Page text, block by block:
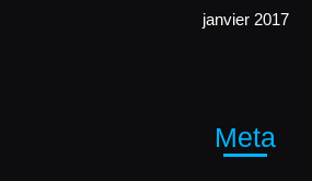
janvier 2017
Meta